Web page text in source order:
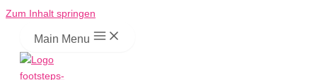
Zum Inhalt springen
Main Menu